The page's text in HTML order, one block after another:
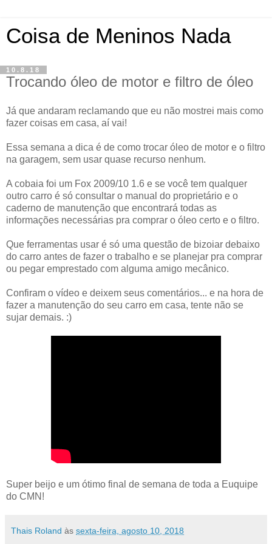
Coisa de Meninos Nada
10.8.18
Trocando óleo de motor e filtro de óleo
Já que andaram reclamando que eu não mostrei mais como
fazer coisas em casa, aí vai!
Essa semana a dica é de como trocar óleo de motor e o filtro
na garagem, sem usar quase recurso nenhum.
A cobaia foi um Fox 2009/10 1.6 e se você tem qualquer
outro carro é só consultar o manual do proprietário e o
caderno de manutenção que encontrará todas as
informações necessárias pra comprar o óleo certo e o filtro.
Que ferramentas usar é só uma questão de bizoiar debaixo
do carro antes de fazer o trabalho e se planejar pra comprar
ou pegar emprestado com alguma amigo mecânico.
Confiram o vídeo e deixem seus comentários... e na hora de
fazer a manutenção do seu carro em casa, tente não se
sujar demais. :)
Super beijo e um ótimo final de semana de toda a Euquipe
do CMN!
Thais Roland às sexta-feira, agosto 10, 2018